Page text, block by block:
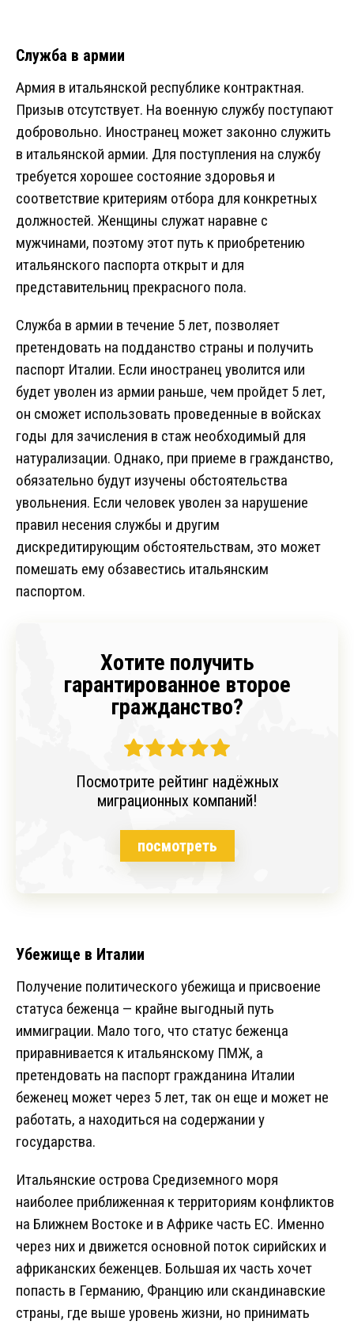
Служба в армии
Армия в итальянской республике контрактная.
Призыв отсутствует. На военную службу поступают
добровольно. Иностранец может законно служить
в итальянской армии. Для поступления на службу
требуется хорошее состояние здоровья и
соответствие критериям отбора для конкретных
должностей. Женщины служат наравне с
мужчинами, поэтому этот путь к приобретению
итальянского паспорта открыт и для
представительниц прекрасного пола.
Служба в армии в течение 5 лет, позволяет
претендовать на подданство страны и получить
паспорт Италии. Если иностранец уволится или
будет уволен из армии раньше, чем пройдет 5 лет,
он сможет использовать проведенные в войсках
годы для зачисления в стаж необходимый для
натурализации. Однако, при приеме в гражданство,
обязательно будут изучены обстоятельства
увольнения. Если человек уволен за нарушение
правил несения службы и другим
дискредитирующим обстоятельствам, это может
помешать ему обзавестись итальянским
паспортом.
Хотите получить
гарантированное второе
гражданство?
Посмотрите рейтинг надёжных
миграционных компаний!
посмотреть
Убежище в Италии
Получение политического убежища и присвоение
статуса беженца — крайне выгодный путь
иммиграции. Мало того, что статус беженца
приравнивается к итальянскому ПМЖ, а
претендовать на паспорт гражданина Италии
беженец может через 5 лет, так он еще и может не
работать, а находиться на содержании у
государства.
Итальянские острова Средиземного моря
наиболее приближенная к территориям конфликтов
на Ближнем Востоке и в Африке часть ЕС. Именно
через них и движется основной поток сирийских и
африканских беженцев. Большая их часть хочет
попасть в Германию, Францию или скандинавские
страны, где выше уровень жизни, но принимать